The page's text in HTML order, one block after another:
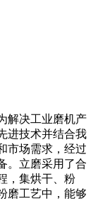
解决工业磨机产
进技术并结合我
市场需求，经过
。立磨采用了合
，集烘干、粉
磨工艺中，能够